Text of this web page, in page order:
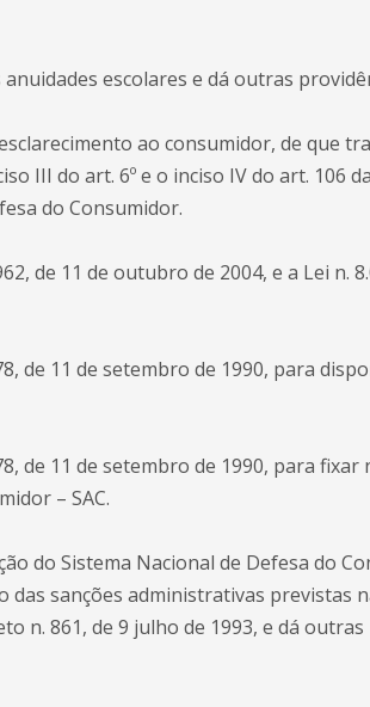
escolares e dá outras
ao consumidor, de que
III do art. 6º e o inciso IV do art. 106
do Consumidor.
de 11 de outubro de 2004, e a Lei n.
de 11 de setembro de 1990, para
de 11 de setembro de 1990, para fixar
– SAC.
do Sistema Nacional de Defesa do
das sanções administrativas previstas
n. 861, de 9 julho de 1993, e dá outras